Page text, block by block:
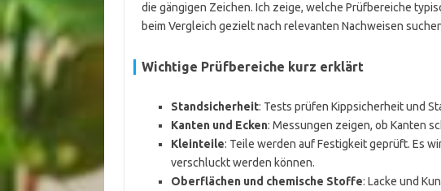
die gängigen Zeichen. Ich zeige, welche Prüfbereiche
beim Vergleich gezielt nach relevanten Nachweisen
Wichtige Prüfbereiche kurz erklärt
Standsicherheit: Tests prüfen Kippsicherheit und
Kanten und Ecken: Messungen zeigen, ob Kanten
Kleinteile: Teile werden auf Festigkeit geprüft. Es
verschluckt werden können.
Oberflächen und chemische Stoffe: Lacke und